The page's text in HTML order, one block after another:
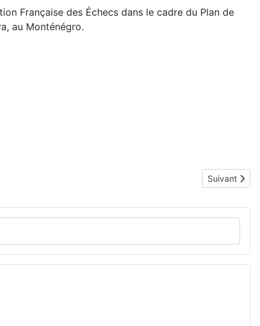
Française des Échecs dans le cadre du Plan de
au Monténégro.
Article
Suivant